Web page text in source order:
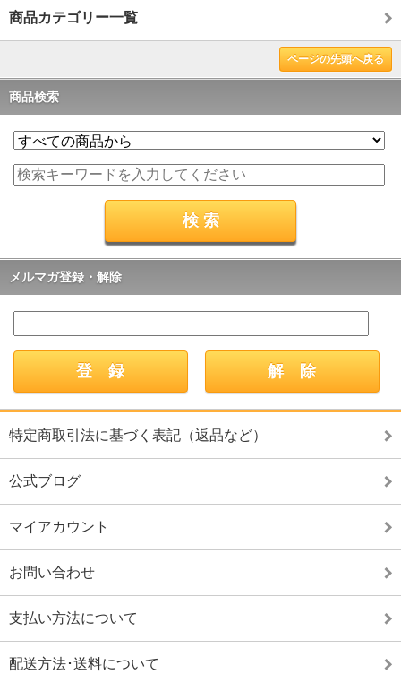
商品カテゴリー一覧
ページの先頭へ戻る
商品検索
メルマガ登録・解除
特定商取引法に基づく表記（返品など）
公式ブログ
マイアカウント
お問い合わせ
支払い方法について
配送方法･送料について